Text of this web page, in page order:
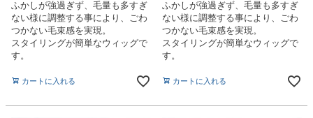
ふかしが強過ぎず、毛量も多すぎ
ない様に調整する事により、ごわ
つかない毛束感を実現。
スタイリングが簡単なウィッグで
す。
カートに入れる
ふかしが強過ぎず、毛量も多すぎ
ない様に調整する事により、ごわ
つかない毛束感を実現。
スタイリングが簡単なウィッグで
す。
カートに入れる